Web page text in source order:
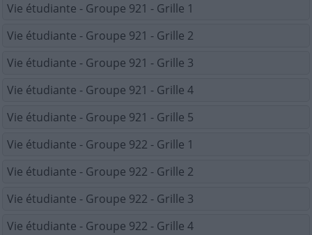
Vie étudiante - Groupe 921 - Grille 1
Vie étudiante - Groupe 921 - Grille 2
Vie étudiante - Groupe 921 - Grille 3
Vie étudiante - Groupe 921 - Grille 4
Vie étudiante - Groupe 921 - Grille 5
Vie étudiante - Groupe 922 - Grille 1
Vie étudiante - Groupe 922 - Grille 2
Vie étudiante - Groupe 922 - Grille 3
Vie étudiante - Groupe 922 - Grille 4